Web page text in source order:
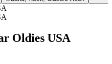
Oldies USA